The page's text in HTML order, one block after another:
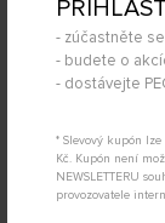
- zúčastněte
- budete o
- dostávejte
* Slevový kupón
Kč. Kupón není
NEWSLETTERU
provozovatele
98733300
109 Kč